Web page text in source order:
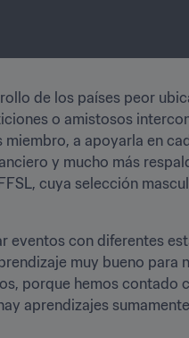
de los países peor
o amistosos
a apoyarla en
y mucho más
cuya selección
eventos con diferentes
muy bueno para
porque hemos contado
aprendizajes